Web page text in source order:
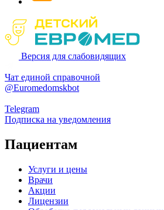
Версия для слабовидящих
Чат единой справочной
@Euromedomskbot
Telegram
Подписка на уведомления
Пациентам
Услуги и цены
Врачи
Акции
Лицензии